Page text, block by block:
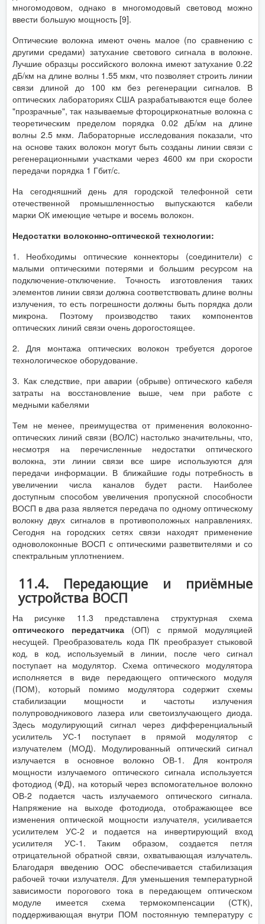
многомодовом, однако в многомодовый световод можно
ввести большую мощность [9].
Оптические волокна имеют очень малое (по сравнению с
другими средами) затухание светового сигнала в волокне.
Лучшие образцы российского волокна имеют затухание 0.22
дБ/км на длине волны 1.55 мкм, что позволяет строить линии
связи длиной до 100 км без регенерации сигналов. В
оптических лабораториях США разрабатываются еще более
"прозрачные", так называемые фтороцирконатные волокна с
теоретическим пределом порядка 0.02 дБ/км на длине
волны 2.5 мкм. Лабораторные исследования показали, что
на основе таких волокон могут быть созданы линии связи с
регенерационными участками через 4600 км при скорости
передачи порядка 1 Гбит/с.
На сегодняшний день для городской телефонной сети
отечественной промышленностью выпускаются кабели
марки ОК имеющие четыре и восемь волокон.
Недостатки волоконно-оптической технологии:
1. Необходимы оптические коннекторы (соединители) с
малыми оптическими потерями и большим ресурсом на
подключение-отключение. Точность изготовления таких
элементов линии связи должна соответствовать длине волны
излучения, то есть погрешности должны быть порядка доли
микрона. Поэтому производство таких компонентов
оптических линий связи очень дорогостоящее.
2. Для монтажа оптических волокон требуется дорогое
технологическое оборудование.
3. Как следствие, при аварии (обрыве) оптического кабеля
затраты на восстановление выше, чем при работе с
медными кабелями
Тем не менее, преимущества от применения волоконно-
оптических линий связи (ВОЛС) настолько значительны, что,
несмотря на перечисленные недостатки оптического
волокна, эти линии связи все шире используются для
передачи информации. В ближайшие годы потребность в
увеличении числа каналов будет расти. Наиболее
доступным способом увеличения пропускной способности
ВОСП в два раза является передача по одному оптическому
волокну двух сигналов в противоположных направлениях.
Сегодня на городских сетях связи находят применение
одноволоконные ВОСП с оптическими разветвителями и со
спектральным уплотнением.
11.4. Передающие и приёмные
устройства ВОСП
На рисунке 11.3 представлена структурная схема
оптического передатчика (ОП) с прямой модуляцией
несущей. Преобразователь кода ПК преобразует стыковой
код, в код, используемый в линии, после чего сигнал
поступает на модулятор. Схема оптического модулятора
исполняется в виде передающего оптического модуля
(ПОМ), который помимо модулятора содержит схемы
стабилизации мощности и частоты излучения
полупроводникового лазера или светоизлучающего диода.
Здесь модулирующий сигнал через дифференциальный
усилитель УС-1 поступает в прямой модулятор с
излучателем (МОД). Модулированный оптический сигнал
излучается в основное волокно ОВ-1. Для контроля
мощности излучаемого оптического сигнала используется
фотодиод (ФД), на который через вспомогательное волокно
ОВ-2 подается часть излучаемого оптического сигнала.
Напряжение на выходе фотодиода, отображающее все
изменения оптической мощности излучателя, усиливается
усилителем УС-2 и подается на инвертирующий вход
усилителя УС-1. Таким образом, создается петля
отрицательной обратной связи, охватывающая излучатель.
Благодаря введению ООС обеспечивается стабилизация
рабочей точки излучателя. Для уменьшения температурной
зависимости порогового тока в передающем оптическом
модуле имеется схема термокомпенсации (СТК),
поддерживающая внутри ПОМ постоянную температуру с